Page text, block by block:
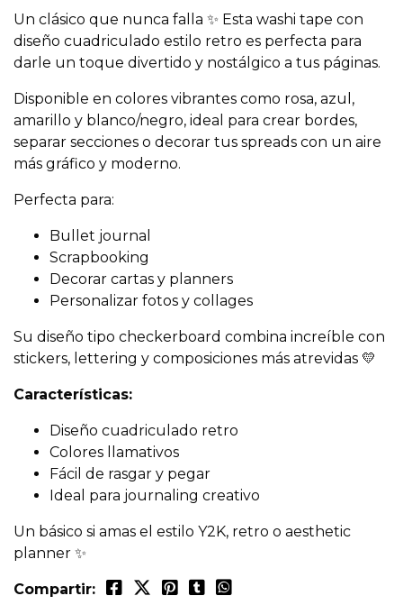
Un clásico que nunca falla ✨ Esta washi tape con
diseño cuadriculado estilo retro es perfecta para
darle un toque divertido y nostálgico a tus páginas.
Disponible en colores vibrantes como rosa, azul,
amarillo y blanco/negro, ideal para crear bordes,
separar secciones o decorar tus spreads con un aire
más gráfico y moderno.
Perfecta para:
Bullet journal
Scrapbooking
Decorar cartas y planners
Personalizar fotos y collages
Su diseño tipo checkerboard combina increíble con
stickers, lettering y composiciones más atrevidas 💛
Características:
Diseño cuadriculado retro
Colores llamativos
Fácil de rasgar y pegar
Ideal para journaling creativo
Un básico si amas el estilo Y2K, retro o aesthetic
planner ✨
Compartir: